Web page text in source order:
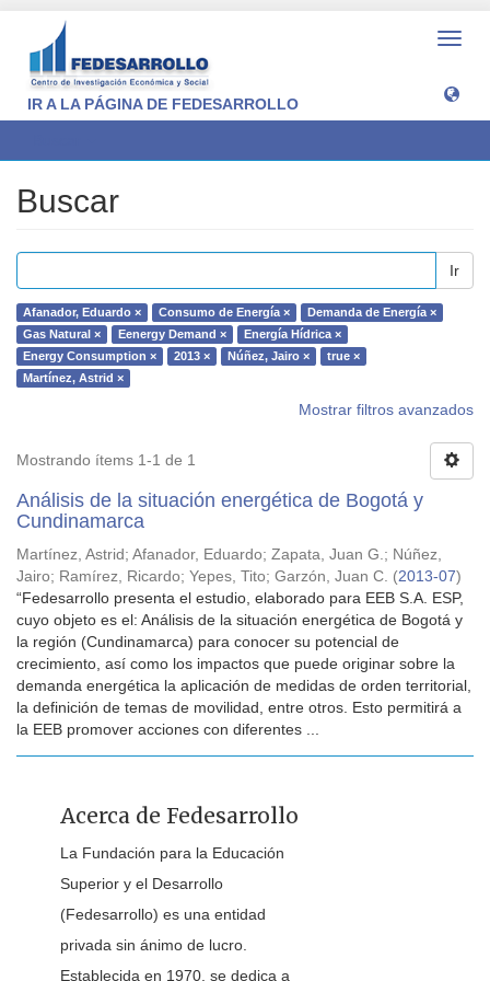
IR A LA PÁGINA DE FEDESARROLLO
Buscar
Ir
Afanador, Eduardo × Consumo de Energía ×
Demanda de Energía ×
Gas Natural ×
Eenergy Demand ×
Energía Hídrica ×
Energy Consumption ×
2013 × Núñez, Jairo ×
true ×
Martínez, Astrid ×
Mostrar filtros avanzados
Mostrando ítems 1-1 de 1
Análisis de la situación energética de Bogotá y
Cundinamarca
Martínez, Astrid ; Afanador, Eduardo; Zapata, Juan G.; Núñez,
Jairo; Ramírez, Ricardo; Yepes, Tito; Garzón, Juan C. (2013-07)
“Fedesarrollo presenta el estudio, elaborado para EEB S.A. ESP,
cuyo objeto es el: Análisis de la situación energética de Bogotá y
la región (Cundinamarca) para conocer su potencial de
crecimiento, así como los impactos que puede originar sobre la
demanda energética la aplicación de medidas de orden territorial,
la definición de temas de movilidad, entre otros. Esto permitirá a
la EEB promover acciones con diferentes ...
Acerca de Fedesarrollo
La Fundación para la Educación
Superior y el Desarrollo
(Fedesarrollo) es una entidad
privada sin ánimo de lucro.
Establecida en 1970, se dedica a